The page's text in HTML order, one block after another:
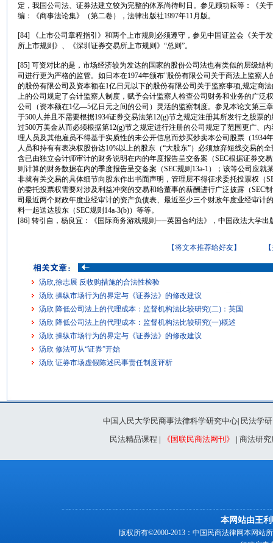
定，我国公司法、证券法建立较为完整的体系尚待时日。参见顾功耘等：《关
编：《商事法论集》（第二卷），法律出版社1997年11月版。
[84] 《上市公司章程指引》和两个上市规则必须遵守，参见中国证监会《关于
所上市规则》、《深圳证券交易所上市规则》“总则”。
[85] 可资对比的是，市场经济较为发达的国家的股份公司法也有类似的层级结
司进行更为严格的监管。如日本在1974年颁布"股份有限公司关于商法上监察
的股份有限公司及资本额在1亿日元以下的股份有限公司关于监察事项,规定商
上的公司规定了会计监察人制度，赋予会计监察人检查公司财务和业务的广泛
公司（资本额在1亿—5亿日元之间的公司）灵活的监察制度。参见本论文第三
于500人并且不需要根据1934证券交易法第12(g)节之规定注册其所发行之股票
过500万美金从而必须根据第12(g)节之规定进行注册的公司规定了范围更广、
理人员及其他雇员不得基于实质性的未公开信息而炒买炒卖本公司股票（1934
人员和持有有表决权股份达10%以上的股东（“大股东”）必须放弃短线交易的
含已由独立会计师审计的财务说明在内的年度报告呈交备案（SEC根据证券交
则计算的财务数据在内的季度报告呈交备案（SEC规则13a-1）；该等公司应就
非就有关交易的具体细节向股东作出书面声明，管理层不得征求委托投票权（
的委托投票权需要对涉及利益冲突的交易和给董事的薪酬进行广泛披露（SEC
司最近两个财政年度业经审计的资产负债表、最近至少三个财政年度业经审计
料一起送达股东（SEC规则14a-3(b)）等等。
[86] 转引自，杨良宜：《国际商务游戏规则──英国合约法》，中国政法大学出
【将文本推荐给好友】
汤欣,徐志展 反收购措施的合法性检验
汤欣 操纵市场行为的界定与《证券法》的修改建议
汤欣 降低公司法上的代理成本：监督机构法比较研究(二)：英国
汤欣 降低公司法上的代理成本：监督机构法比较研究(一)概述
汤欣 操纵市场行为的界定与《证券法》的修改建议
汤欣 修法可从“证券”开始
汤欣 证券市场虚假陈述民事责任制度评析
中国人民大学民商事法律科学研究中心| 民法学
民法精品课程 | 《国联民商法网刊》 | 商法研究
本网站由王
版权所有©2000-2013：中国民商法律网本网站